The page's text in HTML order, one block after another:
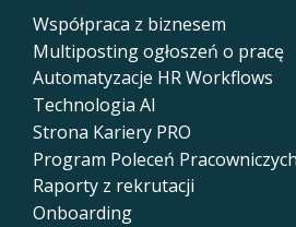
Współpraca z biznesem
Multiposting ogłoszeń o pracę
Automatyzacje HR Workflows
Technologia AI
Strona Kariery PRO
Program Poleceń Pracowniczych
Raporty z rekrutacji
Onboarding